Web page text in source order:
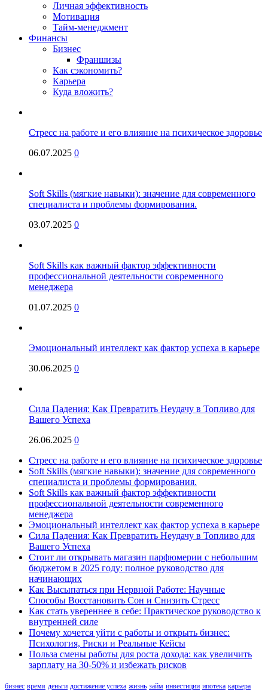
Личная эффективность
Мотивация
Тайм-менеджмент
Финансы
Бизнес
Франшизы
Как сэкономить?
Карьера
Куда вложить?
Стресс на работе и его влияние на психическое здоровье
06.07.2025 0
Soft Skills (мягкие навыки): значение для современного
специалиста и проблемы формирования.
03.07.2025 0
Soft Skills как важный фактор эффективности
профессиональной деятельности современного
менеджера
01.07.2025 0
Эмоциональный интеллект как фактор успеха в карьере
30.06.2025 0
Сила Падения: Как Превратить Неудачу в Топливо для
Вашего Успеха
26.06.2025 0
Стресс на работе и его влияние на психическое здоровье
Soft Skills (мягкие навыки): значение для современного
специалиста и проблемы формирования.
Soft Skills как важный фактор эффективности
профессиональной деятельности современного
менеджера
Эмоциональный интеллект как фактор успеха в карьере
Сила Падения: Как Превратить Неудачу в Топливо для
Вашего Успеха
Стоит ли открывать магазин парфюмерии с небольшим
бюджетом в 2025 году: полное руководство для
начинающих
Как Высыпаться при Нервной Работе: Научные
Способы Восстановить Сон и Снизить Стресс
Как стать увереннее в себе: Практическое руководство к
внутренней силе
Почему хочется уйти с работы и открыть бизнес:
Психология, Риски и Реальные Кейсы
Польза смены работы для роста дохода: как увеличить
зарплату на 30-50% и избежать рисков
бизнес время деньги достижение успеха жизнь займ инвестиции ипотека карьера